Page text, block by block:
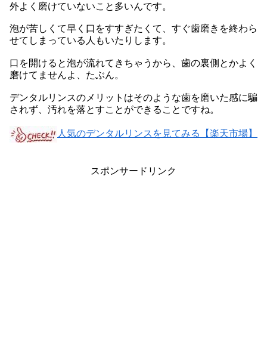
外よく磨けていないこと多いんです。
泡が苦しくて早く口をすすぎたくて、すぐ歯磨きを終わら
せてしまっている人もいたりします。
口を開けると泡が流れてきちゃうから、歯の裏側とかよく
磨けてませんよ、たぶん。
デンタルリンスのメリットはそのような歯を磨いた感に騙
されず、汚れを落とすことができることですね。
人気のデンタルリンスを見てみる【楽天市場】
スポンサードリンク